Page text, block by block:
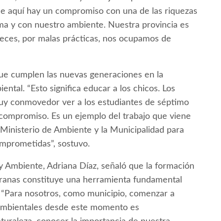
aquí hay un compromiso con una de las riquezas
y con nuestro ambiente. Nuestra provincia es
por malas prácticas, nos ocupamos de
cumplen las nuevas generaciones en la
“Esto significa educar a los chicos. Los
conmovedor ver a los estudiantes de séptimo
Es un ejemplo del trabajo que viene
de Ambiente y la Municipalidad para
sostuvo.
Adriana Díaz, señaló que la formación
constituye una herramienta fundamental
nosotros, como municipio, comenzar a
desde este momento es